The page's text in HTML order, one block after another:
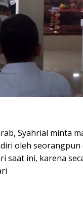
Syahrial minta
oleh seorangpun
saat ini, karena